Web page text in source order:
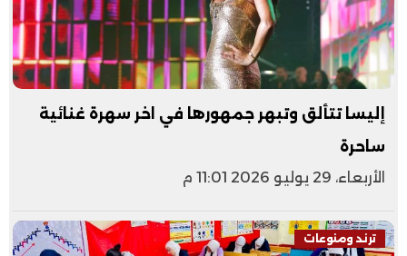
إليسا تتألق وتبهر جمهورها في اخر سهرة غنائية
ساحرة
الأربعاء، 29 يوليو 2026 11:01 م
ترند ومنوعات